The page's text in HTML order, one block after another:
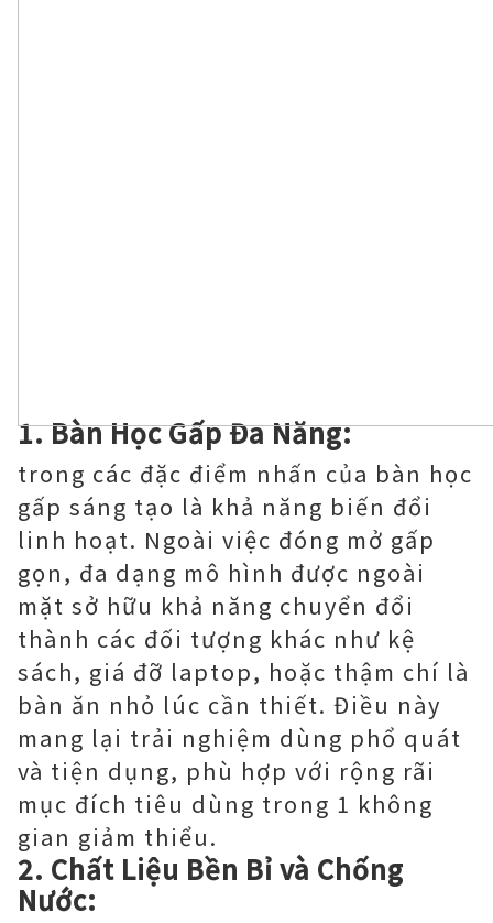
1. Bàn Học Gấp Đa Năng:
trong các đặc điểm nhấn của bàn học
gấp sáng tạo là khả năng biến đổi
linh hoạt. Ngoài việc đóng mở gấp
gọn, đa dạng mô hình được ngoài
mặt sở hữu khả năng chuyển đổi
thành các đối tượng khác như kệ
sách, giá đỡ laptop, hoặc thậm chí là
bàn ăn nhỏ lúc cần thiết. Điều này
mang lại trải nghiệm dùng phổ quát
và tiện dụng, phù hợp với rộng rãi
mục đích tiêu dùng trong 1 không
gian giảm thiểu.
2. Chất Liệu Bền Bỉ và Chống
Nước: